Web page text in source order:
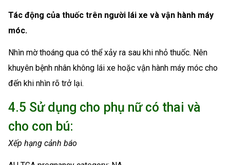
Tác động của thuốc trên người lái xe và vận hành máy
móc.
Nhìn mờ thoáng qua có thể xảy ra sau khi nhỏ thuốc. Nên
khuyên bệnh nhân không lái xe hoặc vận hành máy móc cho
đến khi nhìn rõ trở lại.
4.5 Sử dụng cho phụ nữ có thai và
cho con bú:
Xếp hạng cảnh báo